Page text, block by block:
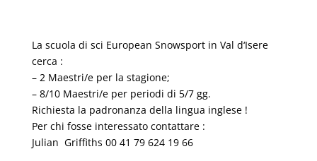
La scuola di sci European Snowsport in Val d‘Isere
cerca :
– 2 Maestri/e per la stagione;
– 8/10 Maestri/e per periodi di 5/7 gg.
Richiesta la padronanza della lingua inglese !
Per chi fosse interessato contattare :
Julian Griffiths 00 41 79 624 19 66